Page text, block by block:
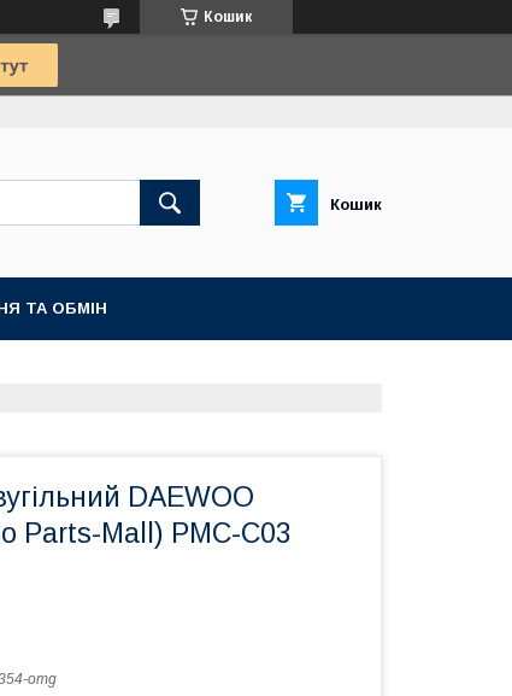
Кошик
Кошик
ТА ОБМІН
DAEWOO
Parts-Mall) PMC-C03
omg